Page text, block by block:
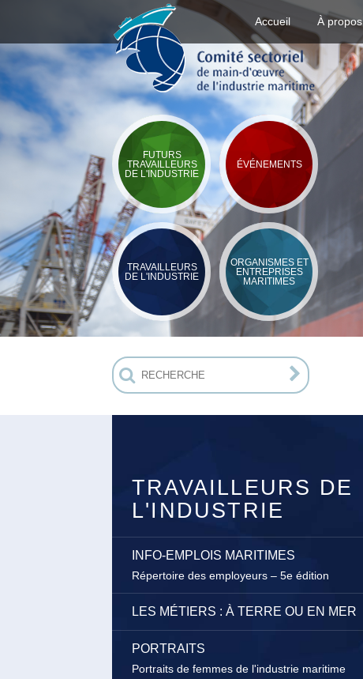
Accueil À propos
FUTURS
TRAVAILLEURS
DE L'INDUSTRIE
ÉVÉNEMENTS
TRAVAILLEURS
DE L'INDUSTRIE
ORGANISMES ET
ENTREPRISES
MARITIMES
TRAVAILLEURS DE
L'INDUSTRIE
INFO-EMPLOIS MARITIMES
Répertoire des employeurs – 5e édition
LES MÉTIERS : À TERRE OU EN MER
PORTRAITS
Portraits de femmes de l'industrie maritime